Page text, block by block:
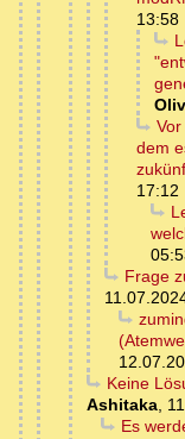
13:58
dem
17:12
Frage
Keine
Ashitaka,
Es